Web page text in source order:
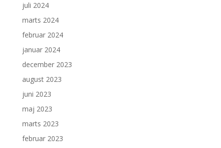
juli 2024
marts 2024
februar 2024
januar 2024
december 2023
august 2023
juni 2023
maj 2023
marts 2023
februar 2023